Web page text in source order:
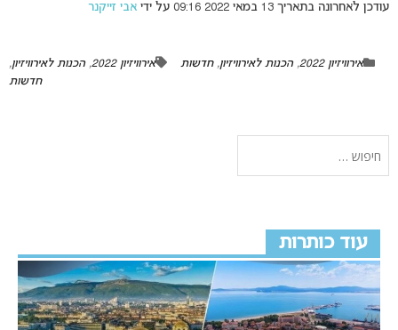
עודכן לאחרונה בתאריך 13 במאי 2022 09:16 על ידי אבי זייקנר
אירוויזיון 2022 ,הכנות לאירוויזיון,חדשות אירוויזיון 2022 ,הכנות לאירוויזיון,
חדשות
עוד כותרות